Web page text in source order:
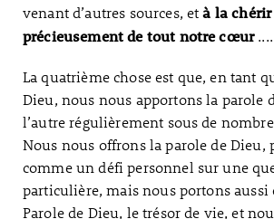
venant d’autres sources, età la
précieusement de tout notre cœur
La quatrième chose est que, en tant
Dieu, nous nous apportons la parole
l’autre régulièrement sous de
Nous nous offrons la parole de Dieu,
comme un défi personnel sur une
particulière, mais nous portons aussi
Parole de Dieu, le trésor de vie, et